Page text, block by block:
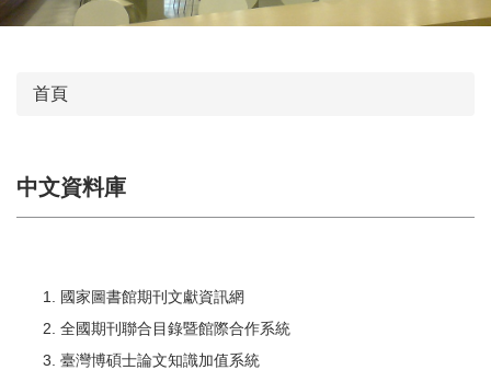
首頁
中文資料庫
國家圖書館期刊文獻資訊網
全國期刊聯合目錄暨館際合作系統
臺灣博碩士論文知識加值系統